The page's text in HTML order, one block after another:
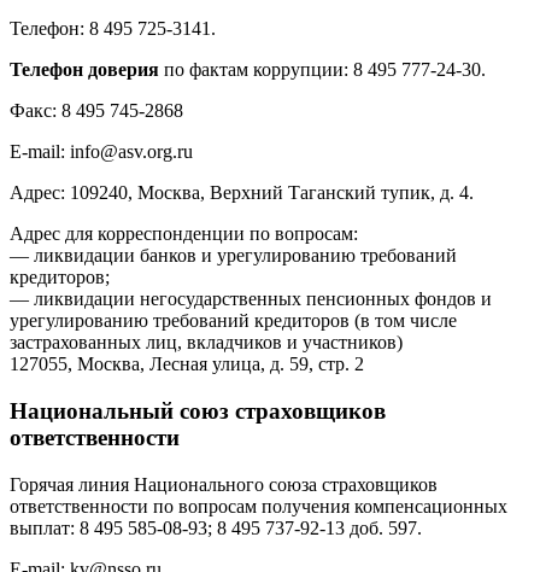
Телефон: 8 495 725-3141.
Телефон доверия по фактам коррупции: 8 495 777-24-30.
Факс: 8 495 745-2868
E-mail: info@asv.org.ru
Адрес: 109240, Москва, Верхний Таганский тупик, д. 4.
Адрес для корреспонденции по вопросам:
— ликвидации банков и урегулированию требований
кредиторов;
— ликвидации негосударственных пенсионных фондов и
урегулированию требований кредиторов (в том числе
застрахованных лиц, вкладчиков и участников)
127055, Москва, Лесная улица, д. 59, стр. 2
Национальный союз страховщиков
ответственности
Горячая линия Национального союза страховщиков
ответственности по вопросам получения компенсационных
выплат: 8 495 585-08-93; 8 495 737-92-13 доб. 597.